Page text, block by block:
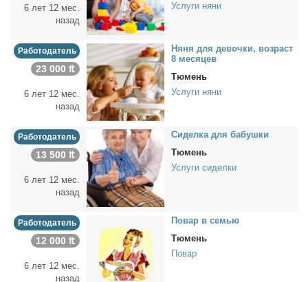
6 лет 12 мес.
назад
Услуги няни
Работодатель
23 000 ₶
6 лет 12 мес.
назад
Ня­ня для де­воч­ки, воз­раст
8 ме­ся­цев
Тюмень
Услуги няни
Работодатель
13 500 ₶
6 лет 12 мес.
назад
Си­дел­ка для ба­буш­ки
Тюмень
Услуги сиделки
Работодатель
12 000 ₶
6 лет 12 мес.
назад
По­вар в се­мью
Тюмень
Повар